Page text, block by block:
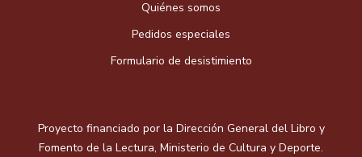
Quiénes somos
Pedidos especiales
Formulario de desistimiento
Proyecto financiado por la Dirección General del Libro y
Fomento de la Lectura, Ministerio de Cultura y Deporte.